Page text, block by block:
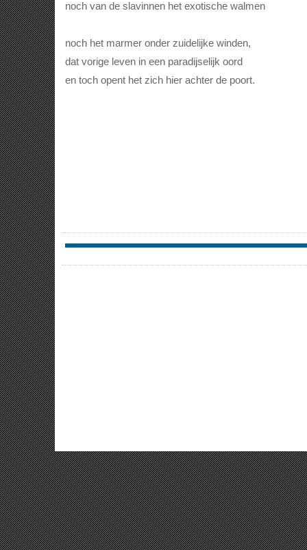
noch van de slavinnen het exotische walmen
noch het marmer onder zuidelijke winden,
dat vorige leven in een paradijselijk oord
en toch opent het zich hier achter de poort.